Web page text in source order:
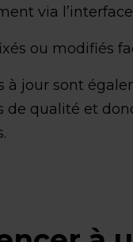
via
ou modifiés
à jour sont
qualité et